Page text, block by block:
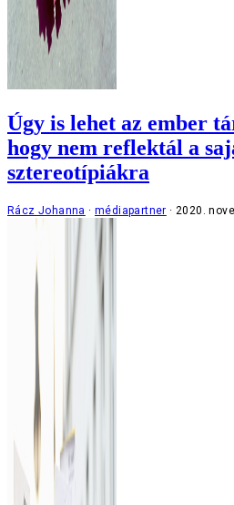
Úgy is lehet az ember
hogy nem reflektál a
sztereotípiákra
Rácz Johanna médiapartner 2020.